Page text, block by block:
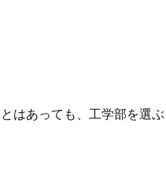
はあっても、工学部を選